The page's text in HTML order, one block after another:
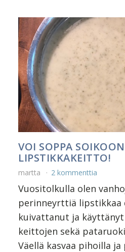
VOI SOPPA
LIPSTIKKAKEITTO!
martta 2 kommenttia
Vuositolkulla olen
perinneyrttiä lipstikkaa
kuivattanut ja käyttänyt
keittojen sekä
Väellä kasvaa pihoilla